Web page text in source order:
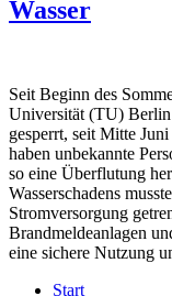
Wasser
Seit Beginn des
Universität (TU) Berlin
gesperrt, seit Mitte
haben unbekannte
so eine Überflutung
Wasserschadens
Stromversorgung
Brandmeldeanlagen
eine sichere Nutzung
Start